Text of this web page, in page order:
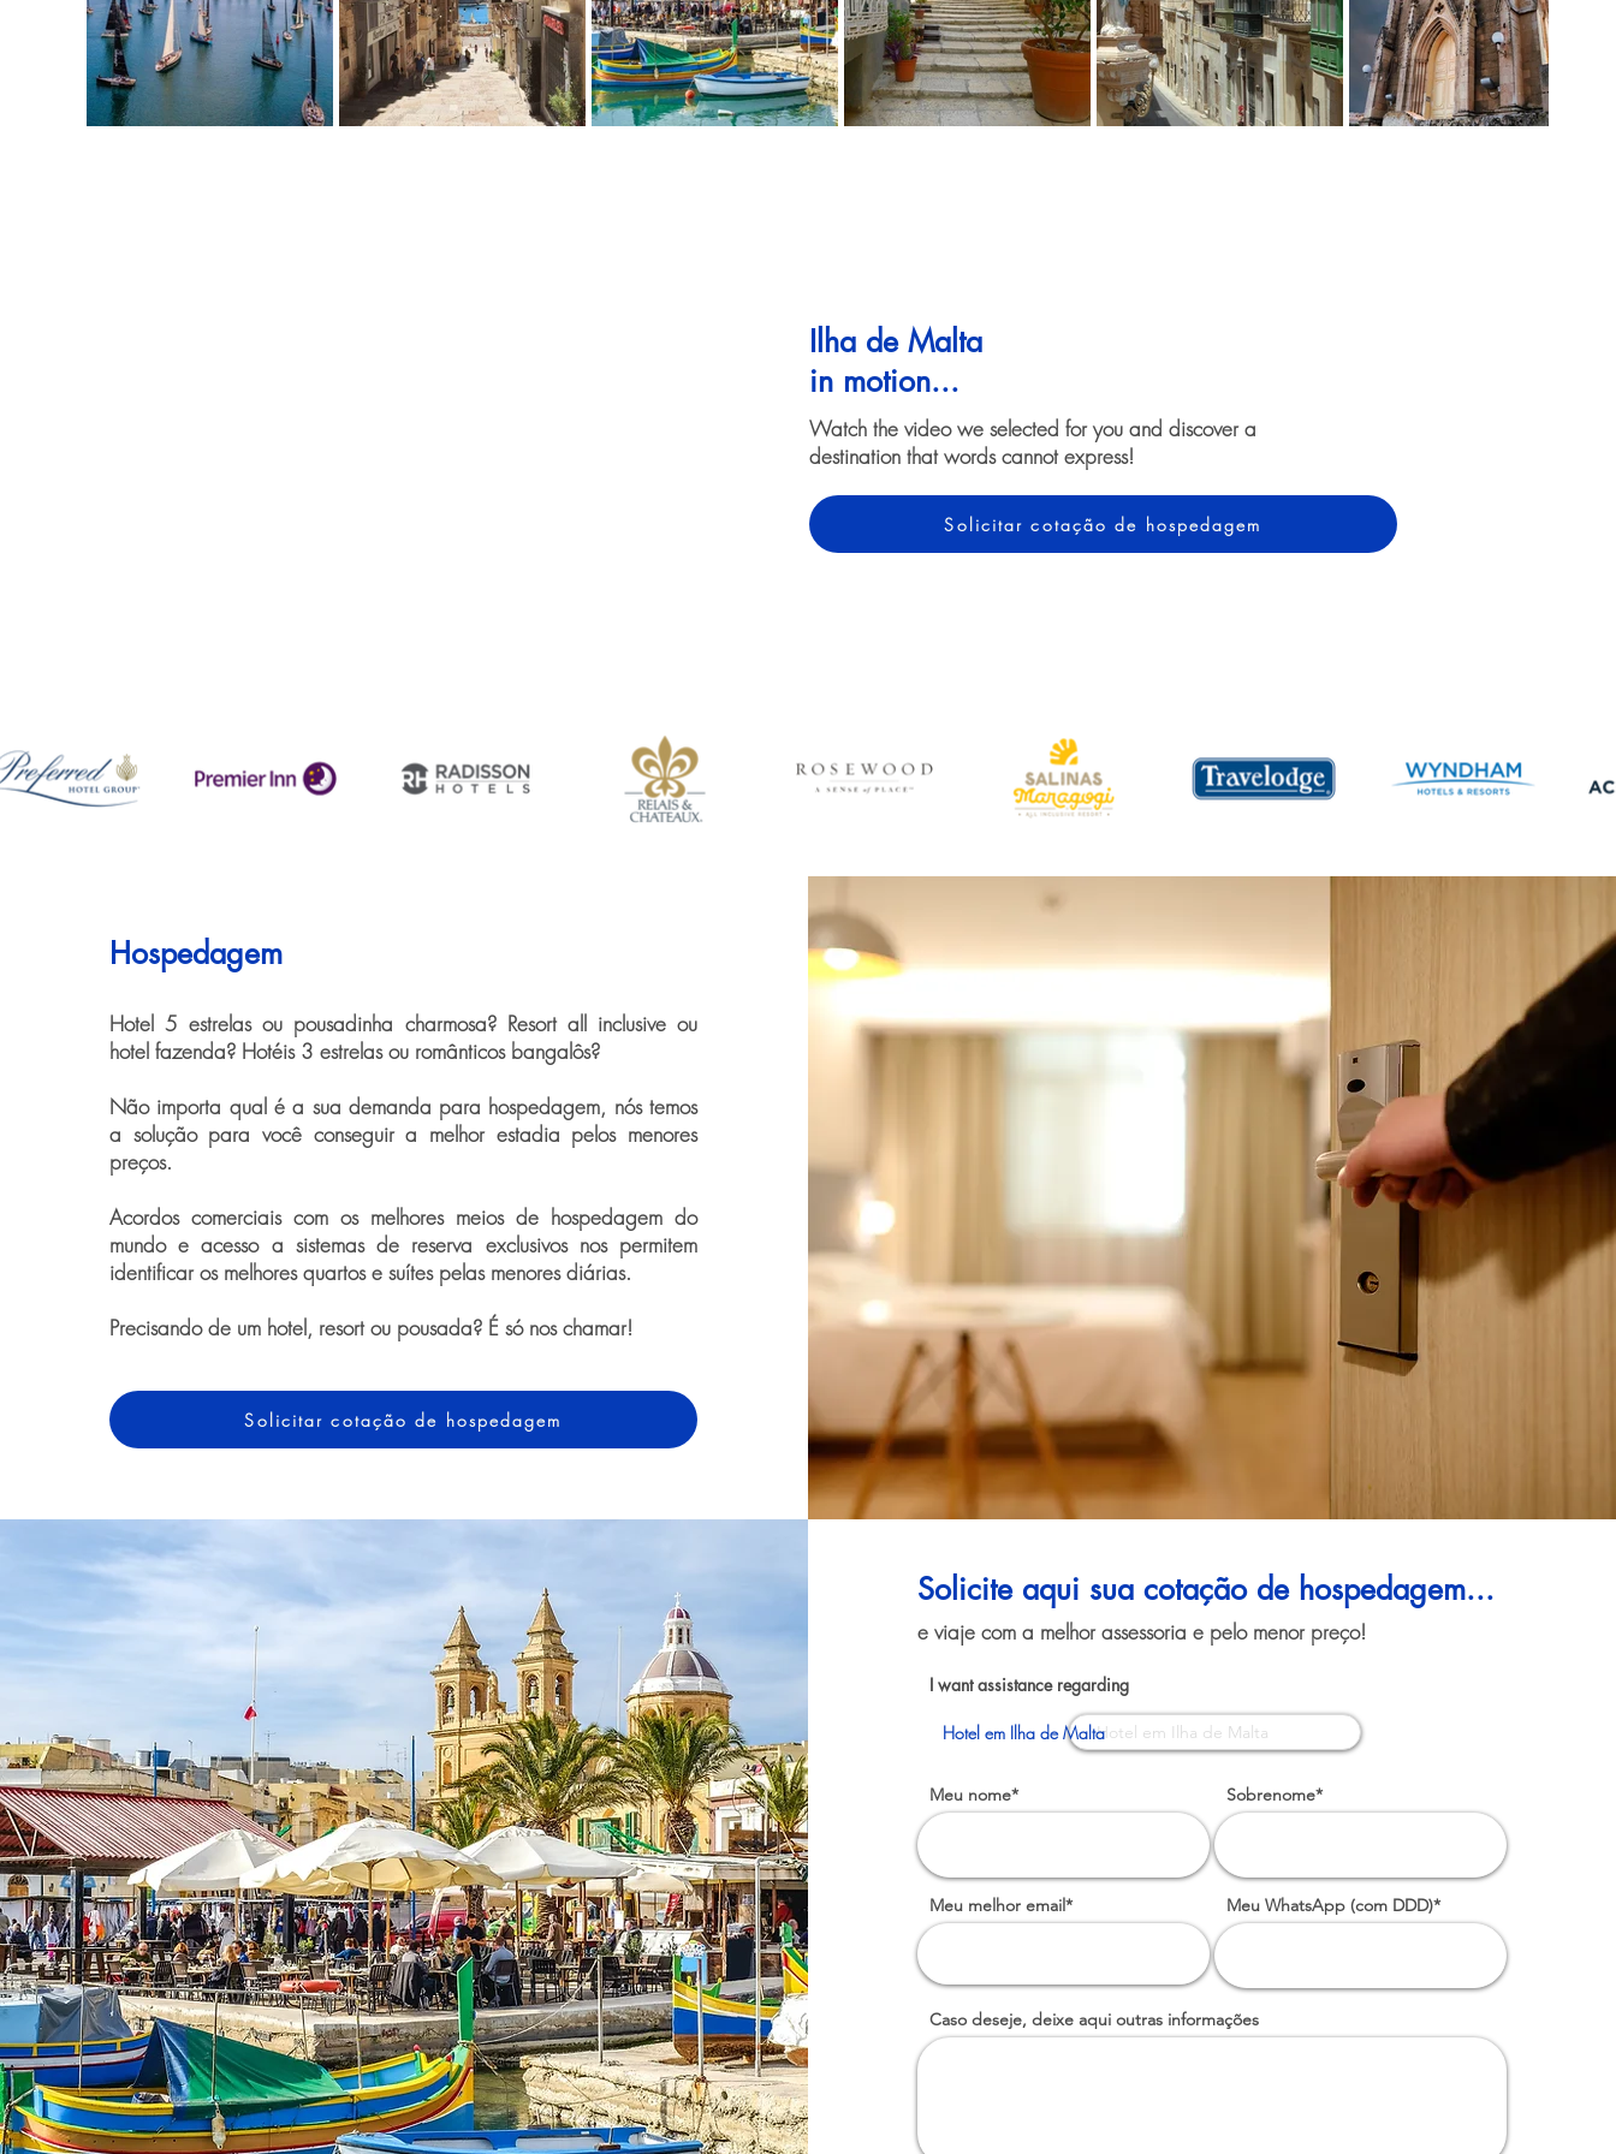
Ilha de Malta
in motion...
Watch the video we selected for you and discover a
destination that words cannot express!
Solicitar cotação de hospedagem
Hospedagem
Hotel 5 estrelas ou pousadinha charmosa? Resort all inclusive ou
hotel fazenda? Hotéis 3 estrelas ou românticos bangalôs?
Não importa qual é a sua demanda para hospedagem, nós temos
a solução para você conseguir a melhor estadia pelos menores
preços.
Acordos comerciais com os melhores meios de hospedagem do
mundo e acesso a sistemas de reserva exclusivos nos permitem
identificar os melhores quartos e suítes pelas menores diárias.
Precisando de um hotel, resort ou pousada? É só nos chamar!
Solicitar cotação de hospedagem
Solicite aqui sua cotação de hospedagem...
e viaje com a melhor assessoria e pelo menor preço!
I want assistance regarding
Hotel em Ilha de Malta
Meu nome* Sobrenome*
Meu melhor email* Meu WhatsApp (com DDD)*
Caso deseje, deixe aqui outras informações